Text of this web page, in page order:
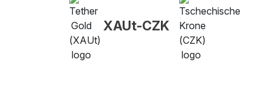
XAUt-CZK